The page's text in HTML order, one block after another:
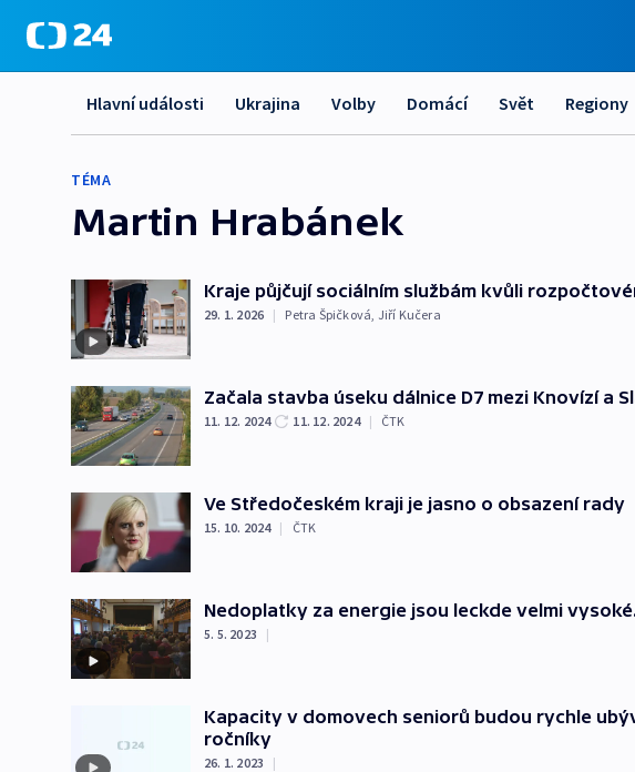
Hlavní události Ukrajina Volby Domácí Svět Regiony
TÉMA
Martin Hrabánek
Kraje půjčují sociálním službám kvůli
29. 1. 2026 | Petra Špičková, Jiří Kučera
Začala stavba úseku dálnice D7 mezi Knovízí a
11. 12. 2024 11. 12. 2024 | ČTK
Ve Středočeském kraji je jasno o obsazení rady
15. 10. 2024 | ČTK
Nedoplatky za energie jsou leckde velmi
5. 5. 2023 |
Kapacity v domovech seniorů budou rychle
ročníky
26. 1. 2023 |